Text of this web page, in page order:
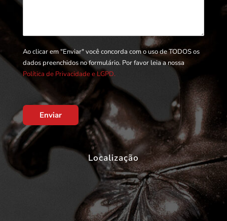
Ao clicar em "Enviar" você concorda com o uso de TODOS os
dados preenchidos no formulário. Por favor leia a nossa
Política de Privacidade e LGPD.
Enviar
Localização